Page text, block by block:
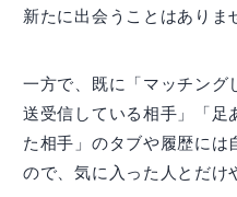
新たに出会うことはありま
一方で、既に「マッチング
送受信している相手」「足
た相手」のタブや履歴には
ので、気に入った人とだけ